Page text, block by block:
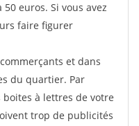
euros. Si vous avez
faire figurer
et dans
du quartier. Par
à lettres de votre
trop de publicités